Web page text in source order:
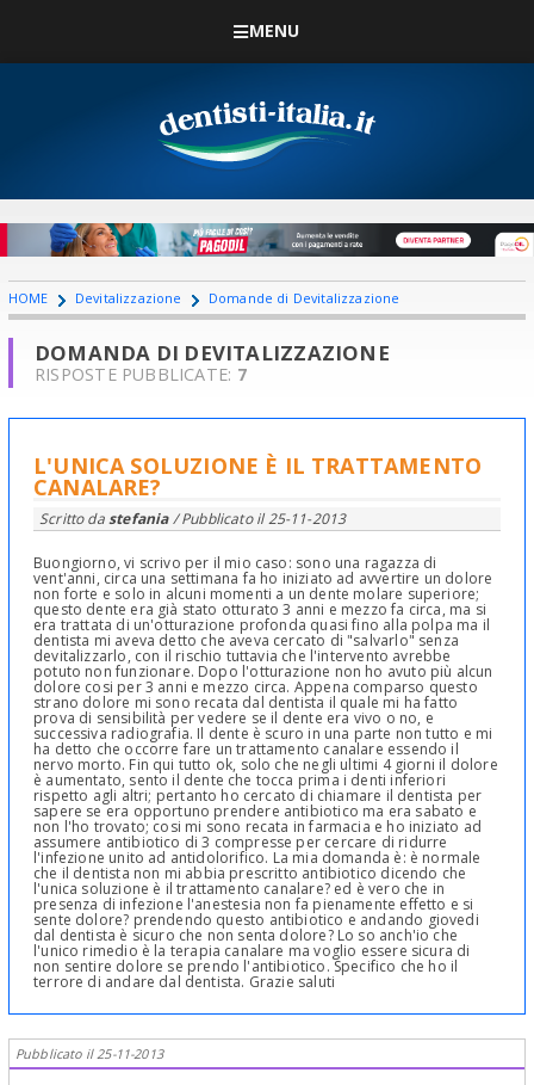
MENU
HOME Devitalizzazione Domande di Devitalizzazione
DOMANDA DI DEVITALIZZAZIONE
RISPOSTE PUBBLICATE: 7
L'UNICA SOLUZIONE È IL TRATTAMENTO
CANALARE?
Scritto dastefania/ Pubblicato il25-11-2013
Buongiorno, vi scrivo per il mio caso: sono una ragazza di
vent'anni, circa una settimana fa ho iniziato ad avvertire un dolore
non forte e solo in alcuni momenti a un dente molare superiore;
questo dente era già stato otturato 3 anni e mezzo fa circa, ma si
era trattata di un'otturazione profonda quasi fino alla polpa ma il
dentista mi aveva detto che aveva cercato di "salvarlo" senza
devitalizzarlo, con il rischio tuttavia che l'intervento avrebbe
potuto non funzionare. Dopo l'otturazione non ho avuto più alcun
dolore cosi per 3 anni e mezzo circa. Appena comparso questo
strano dolore mi sono recata dal dentista il quale mi ha fatto
prova di sensibilità per vedere se il dente era vivo o no, e
successiva radiografia. Il dente è scuro in una parte non tutto e mi
ha detto che occorre fare un trattamento canalare essendo il
nervo morto. Fin qui tutto ok, solo che negli ultimi 4 giorni il dolore
è aumentato, sento il dente che tocca prima i denti inferiori
rispetto agli altri; pertanto ho cercato di chiamare il dentista per
sapere se era opportuno prendere antibiotico ma era sabato e
non l'ho trovato; cosi mi sono recata in farmacia e ho iniziato ad
assumere antibiotico di 3 compresse per cercare di ridurre
l'infezione unito ad antidolorifico. La mia domanda è: è normale
che il dentista non mi abbia prescritto antibiotico dicendo che
l'unica soluzione è il trattamento canalare? ed è vero che in
presenza di infezione l'anestesia non fa pienamente effetto e si
sente dolore? prendendo questo antibiotico e andando giovedi
dal dentista è sicuro che non senta dolore? Lo so anch'io che
l'unico rimedio è la terapia canalare ma voglio essere sicura di
non sentire dolore se prendo l'antibiotico. Specifico che ho il
terrore di andare dal dentista. Grazie saluti
Pubblicato il 25-11-2013